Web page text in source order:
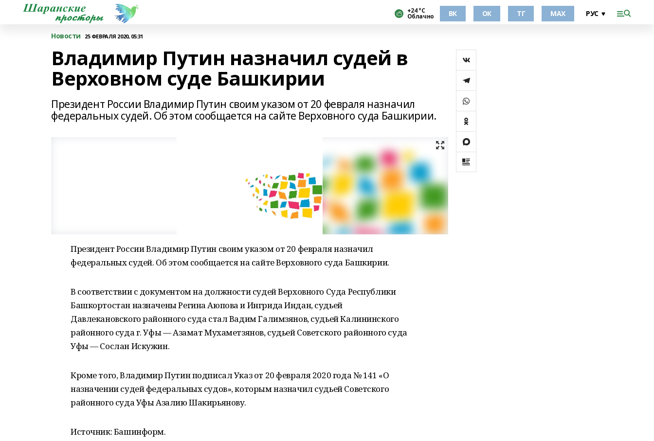
+24 °С
Облачно ВК ОК ТГ МАХ
Новости 25 ФЕВРАЛЯ 2020, 05:31
Владимир Путин назначил судей в
Верховном суде Башкирии
Президент России Владимир Путин своим указом от 20 февраля назначил
федеральных судей. Об этом сообщается на сайте Верховного суда Башкирии.
Президент России Владимир Путин своим указом от 20 февраля назначил
федеральных судей. Об этом сообщается на сайте Верховного суда Башкирии.
В соответствии с документом на должности судей Верховного Суда Республики
Башкортостан назначены Регина Аюпова и Ингрида Индан, судьей
Давлекановского районного суда стал Вадим Галимзянов, судьей Калининского
районного суда г. Уфы — Азамат Мухаметзянов, судьей Советского районного суда
Уфы — Сослан Искужин.
Кроме того, Владимир Путин подписал Указ от 20 февраля 2020 года № 141 «О
назначении судей федеральных судов», которым назначил судьей Советского
районного суда Уфы Азалию Шакирьянову.
Источник: Башинформ.